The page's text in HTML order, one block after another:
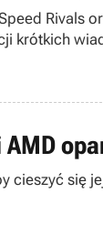
Rivals
krótkich